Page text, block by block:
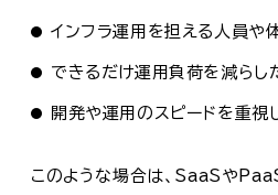
インフラ運用を担える人員や
できるだけ運用負荷を減らし
開発や運用のスピードを重視
このような場合は、SaaSや